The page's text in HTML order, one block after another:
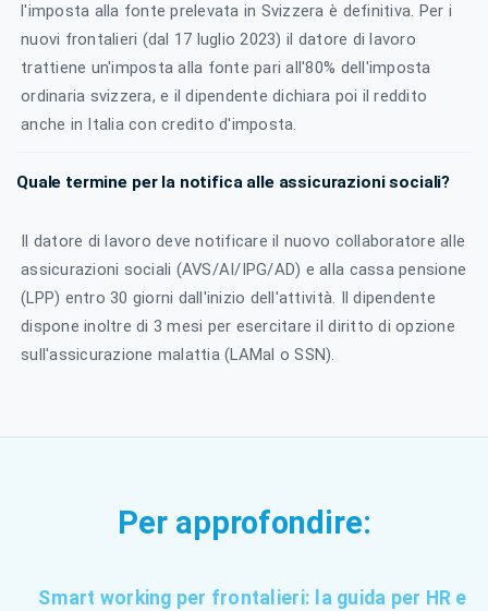
l'imposta alla fonte prelevata in Svizzera è definitiva. Per i
nuovi frontalieri (dal 17 luglio 2023) il datore di lavoro
trattiene un'imposta alla fonte pari all'80% dell'imposta
ordinaria svizzera, e il dipendente dichiara poi il reddito
anche in Italia con credito d'imposta.
Quale termine per la notifica alle assicurazioni sociali?
Il datore di lavoro deve notificare il nuovo collaboratore alle
assicurazioni sociali (AVS/AI/IPG/AD) e alla cassa pensione
(LPP) entro 30 giorni dall'inizio dell'attività. Il dipendente
dispone inoltre di 3 mesi per esercitare il diritto di opzione
sull'assicurazione malattia (LAMal o SSN).
Per approfondire:
Smart working per frontalieri: la guida per HR e